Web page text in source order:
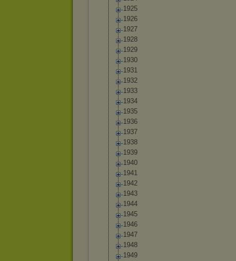
1925
1926
1927
1928
1929
1930
1931
1932
1933
1934
1935
1936
1937
1938
1939
1940
1941
1942
1943
1944
1945
1946
1947
1948
1949